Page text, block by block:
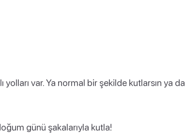
var. Ya normal bir şekilde kutlarsın ya da
günü şakalarıyla kutla!